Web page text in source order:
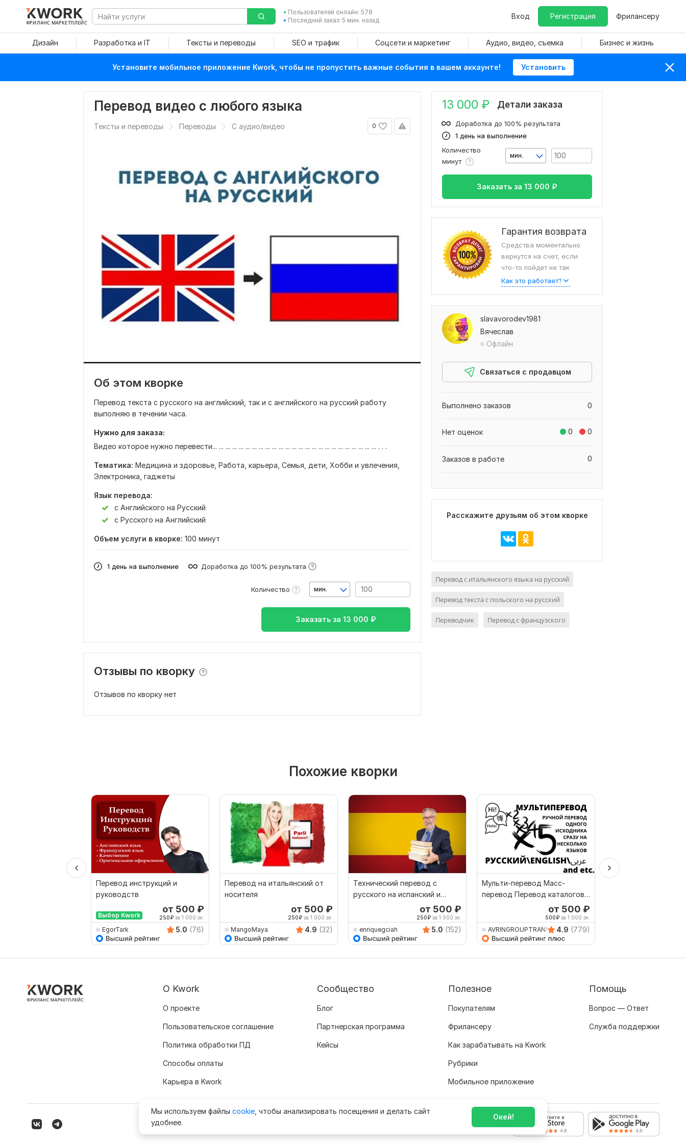
ФРИЛАНС МАРКЕТПЛЕЙС
Пользователей онлайн: 578
Последний заказ: 5 мин. назад
Вход Регистрация Фрилансеру
Дизайн Разработка и IT Тексты и переводы SEO и трафик Соцсети и маркетинг Аудио, видео, съемка Бизнес и жизнь
Установите мобильное приложение Kwork, чтобы не пропустить важные события в вашем аккаунте! Установить
Перевод видео с любого языка
0
Тексты и переводы Переводы С аудио/видео
Об этом кворке
Перевод текста с русского на английский, так и с английского на русский работу
выполняю в течении часа.
Нужно для заказа:
Видео которое нужно перевести... ... ... ... ... ... ... ... ... ... ... ... ... ... ... ... ... ... ... ... ... ... ... ... ... . . .
Тематика: Медицина и здоровье, Работа, карьера, Семья, дети, Хобби и увлечения,
Электроника, гаджеты
Язык перевода:
с Английского на Русский
с Русского на Английский
Объем услуги в кворке: 100 минут
1 день на выполнение Доработка до 100% результата
Количество мин.
Заказать за 13 000 ₽
Отзывы по кворку
Отзывов по кворку нет
13 000 ₽ Детали заказа
1 день на выполнение
Доработка до 100% результата
Количество
минут
мин.
Заказать за 13 000 ₽
Гарантия возврата
Средства моментально
вернутся на счет, если
что-то пойдет не так
Как это работает?
slavavorodev1981
Вячеслав
Офлайн
Связаться с продавцом
0
Выполнено заказов
0 0
Нет оценок
0
Заказов в работе
Расскажите друзьям об этом кворке
Перевод с итальянского языка на русский
Перевод текста с польского на русский
Переводчик Перевод с французского
Похожие кворки
Перевод инструкций и
руководств
Выбор Kwork
от 500 ₽
250₽ за 1 000 зн.
EgorTark 5.0 (76)
Перевод на итальянский от
носителя
от 500 ₽
250₽ за 1 000 зн.
MangoMaya 4.9 (32)
Технический перевод с
русского на испанский и
от 500 ₽
250₽ за 1 000 зн.
enriquegciah 5.0 (152)
Мульти-перевод Масс-
перевод Перевод каталогов
от 500 ₽
500₽ за 1 000 зн.
AVRINGROUPTRANSLATIO
4.9 (779)
Мы используем файлы cookie , чтобы анализировать посещения и делать сайт
удобнее.
Окей!
О Kwork
О проекте
Пользовательское соглашение
Политика обработки ПД
Способы оплаты
Карьера в Kwork
Сообщество
Блог
Партнерская программа
Кейсы
Полезное
Покупателям
Фрилансеру
Как зарабатывать на Kwork
Рубрики
Мобильное приложение
Помощь
Вопрос — Ответ
Служба поддержки